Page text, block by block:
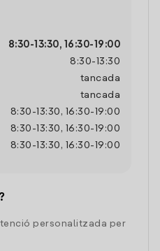
8:30- 13:30, 16:30- 19:00
8:30- 13:30
tancada
tancada
8:30 - 13:30 , 16:30- 19:00
8:30 - 13:30 , 16:30- 19:00
8:30 - 13:30 , 16:30- 19:00
personalitzada per